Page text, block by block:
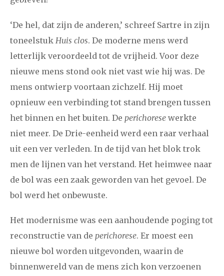
‘De hel, dat zijn de anderen,’ schreef Sartre in zijn
toneelstuk Huis clos. De moderne mens werd
letterlijk veroordeeld tot de vrijheid. Voor deze
nieuwe mens stond ook niet vast wie hij was. De
mens ontwierp voortaan zichzelf. Hij moet
opnieuw een verbinding tot stand brengen tussen
het binnen en het buiten. De perichorese werkte
niet meer. De Drie-eenheid werd een raar verhaal
uit een ver verleden. In de tijd van het blok trok
men de lijnen van het verstand. Het heimwee naar
de bol was een zaak geworden van het gevoel. De
bol werd het onbewuste.
Het modernisme was een aanhoudende poging tot
reconstructie van de perichorese. Er moest een
nieuwe bol worden uitgevonden, waarin de
binnenwereld van de mens zich kon verzoenen